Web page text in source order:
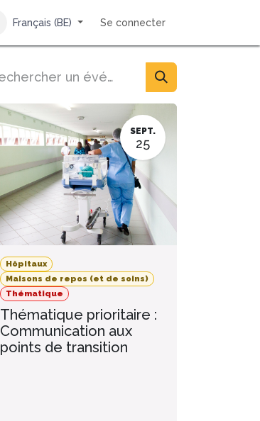
Français (BE) Se connecter
SEPT.
25
Hôpitaux
Maisons de repos (et de soins)
Thématique
Thématique prioritaire :
Communication aux
points de transition